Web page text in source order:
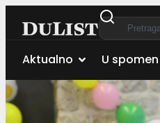
Aktualno U spomen